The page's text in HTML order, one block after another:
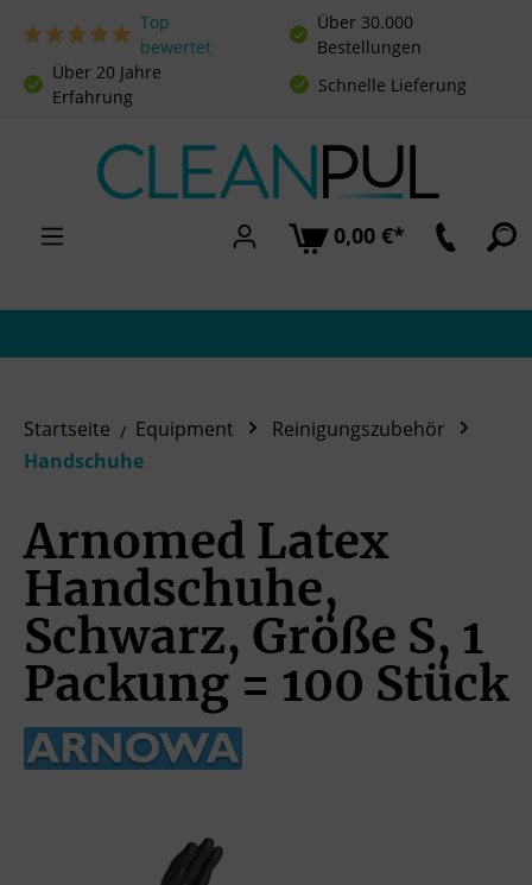
Zum Hauptinhalt springen
Top
bewertet
Über 30.000
Bestellungen
Über 20 Jahre
Erfahrung
Schnelle Lieferung
0,00 €*
Startseite Equipment
Reinigungszubehör
Handschuhe
Arnomed Latex
Handschuhe,
Schwarz, Größe S, 1
Packung = 100 Stück